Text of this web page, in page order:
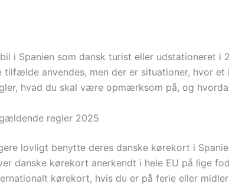
i Spanien som dansk turist eller udstationeret
tilfælde anvendes, men der er situationer, hvor
hvad du skal være opmærksom på, og
regler 2025
lovligt benytte deres danske kørekort i
danske kørekort anerkendt i hele EU på lige
kørekort, hvis du er på ferie eller